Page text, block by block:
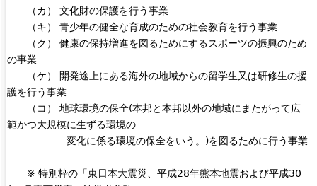
（カ） 文化財の保護を行う事業
（キ） 青少年の健全な育成のための社会教育を行う事業
（ク） 健康の保持増進を図るためにするスポーツの振興のため
の事業
（ケ） 開発途上にある海外の地域からの留学生又は研修生の援
護を行う事業
（コ） 地球環境の保全(本邦と本邦以外の地域にまたがって広
範かつ大規模に生ずる環境の
変化に係る環境の保全をいう。)を図るために行う事業
※ 特別枠の「東日本大震災、平成28年熊本地震および平成30